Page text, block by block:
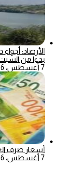
الأرصاد: أجواء
بدءا من
7 أغسطس، 2026
أسعار صرف
7 أغسطس، 2026